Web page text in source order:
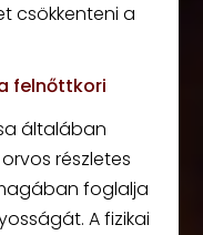
csökkenteni a
felnőttkori
általában
részletes
foglalja
A fizikai